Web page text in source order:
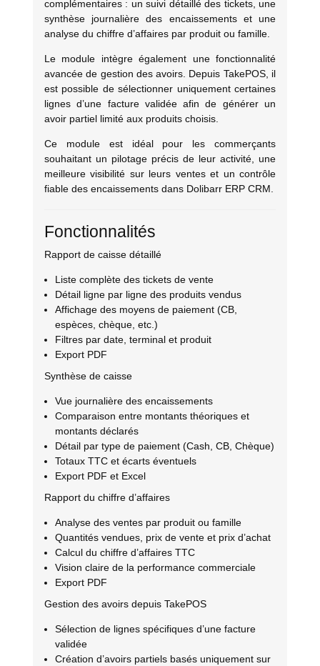
complémentaires : un suivi détaillé des tickets, une
synthèse journalière des encaissements et une
analyse du chiffre d’affaires par produit ou famille.
Le module intègre également une fonctionnalité
avancée de gestion des avoirs. Depuis TakePOS, il
est possible de sélectionner uniquement certaines
lignes d’une facture validée afin de générer un
avoir partiel limité aux produits choisis.
Ce module est idéal pour les commerçants
souhaitant un pilotage précis de leur activité, une
meilleure visibilité sur leurs ventes et un contrôle
fiable des encaissements dans Dolibarr ERP CRM.
Fonctionnalités
Rapport de caisse détaillé
Liste complète des tickets de vente
Détail ligne par ligne des produits vendus
Affichage des moyens de paiement (CB,
espèces, chèque, etc.)
Filtres par date, terminal et produit
Export PDF
Synthèse de caisse
Vue journalière des encaissements
Comparaison entre montants théoriques et
montants déclarés
Détail par type de paiement (Cash, CB, Chèque)
Totaux TTC et écarts éventuels
Export PDF et Excel
Rapport du chiffre d’affaires
Analyse des ventes par produit ou famille
Quantités vendues, prix de vente et prix d’achat
Calcul du chiffre d’affaires TTC
Vision claire de la performance commerciale
Export PDF
Gestion des avoirs depuis TakePOS
Sélection de lignes spécifiques d’une facture
validée
Création d’avoirs partiels basés uniquement sur